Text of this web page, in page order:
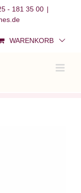
- 181 35 00 |
WARENKORB